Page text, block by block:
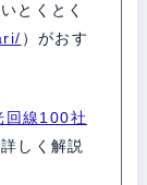
とくとく
）がおす
回線100社
詳しく解説